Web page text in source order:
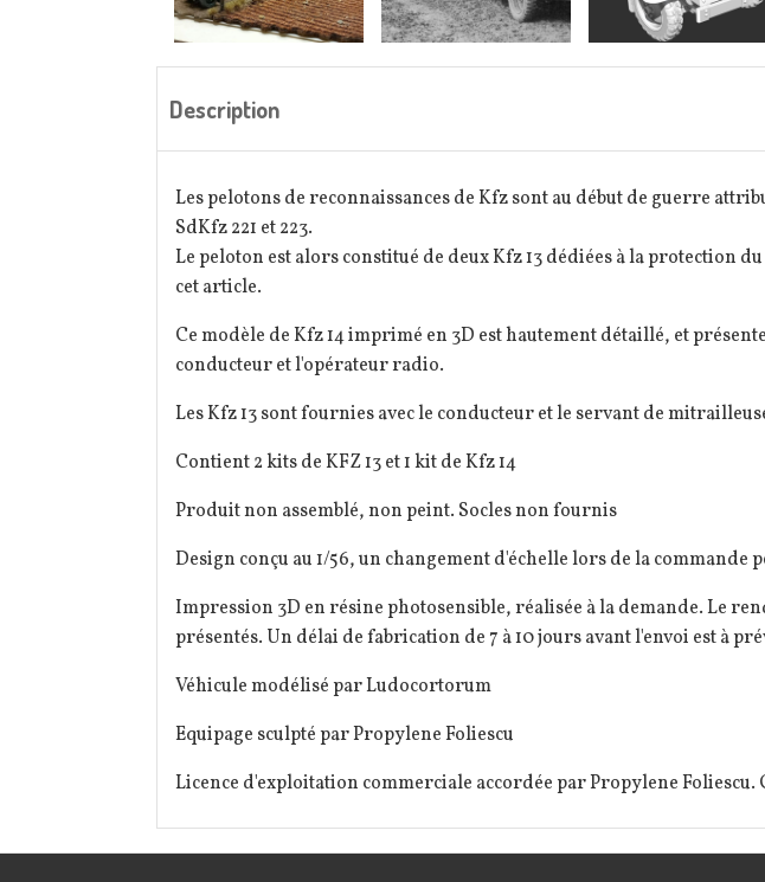
Description
Les pelotons de reconnaissances de Kfz sont au début de guerre
SdKfz 221 et 223.
Le peloton est alors constitué de deux Kfz 13 dédiées à la protection
cet article.
Ce modèle de Kfz 14 imprimé en 3D est hautement détaillé, et
conducteur et l'opérateur radio.
Les Kfz 13 sont fournies avec le conducteur et le servant de
Contient 2 kits de KFZ 13 et 1 kit de Kfz 14
Produit non assemblé, non peint. Socles non fournis
Design conçu au 1/56, un changement d'échelle lors de la
Impression 3D en résine photosensible, réalisée à la demande. Le
présentés. Un délai de fabrication de 7 à 10 jours avant l'envoi est à
Véhicule modélisé par Ludocortorum
Equipage sculpté par Propylene Foliescu
Licence d'exploitation commerciale accordée par Propylene Foliescu.